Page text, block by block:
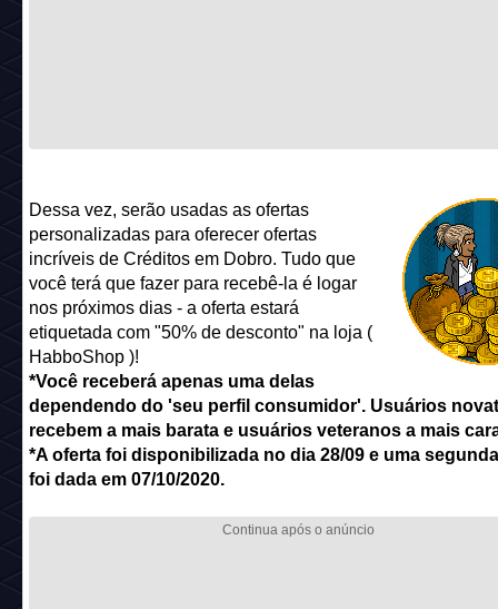
Dessa vez, serão usadas as ofertas
personalizadas para oferecer ofertas
incríveis de Créditos em Dobro. Tudo que
você terá que fazer para recebê-la é logar
nos próximos dias - a oferta estará
etiquetada com "50% de desconto" na loja (
HabboShop )!
*Você receberá apenas uma delas
dependendo do 'seu perfil consumidor'. Usuários
recebem a mais barata e usuários veteranos a mais
*A oferta foi disponibilizada no dia 28/09 e uma
foi dada em 07/10/2020.